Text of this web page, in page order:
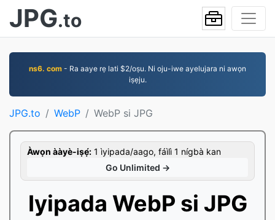
JPG.to
ns6. com - Ra aaye rẹ lati $2/oṣu. Ni oju-iwe ayelujara ni awọn
iṣẹju.
JPG.to WebP WebP si JPG
Àwọn ààyè-iṣẹ́: 1 ìyipada/aago, fáìlì 1 nígbà kan
Go Unlimited →
Iyipada WebP si JPG